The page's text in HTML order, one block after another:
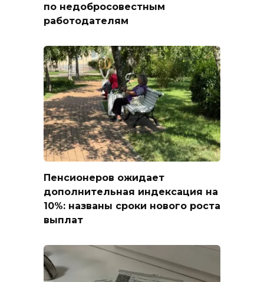
по недобросовестным
работодателям
Пенсионеров ожидает
дополнительная индексация на
10%: названы сроки нового роста
выплат